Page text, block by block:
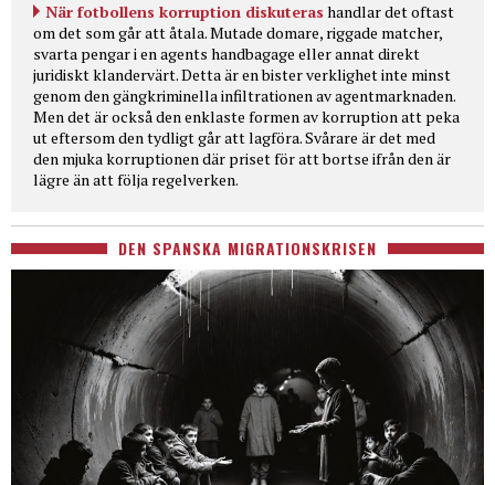
När fotbollens korruption diskuteras handlar det oftast
om det som går att åtala. Mutade domare, riggade matcher,
svarta pengar i en agents handbagage eller annat direkt
juridiskt klandervärt. Detta är en bister verklighet inte minst
genom den gängkriminella infiltrationen av agentmarknaden.
Men det är också den enklaste formen av korruption att peka
ut eftersom den tydligt går att lagföra. Svårare är det med
den mjuka korruptionen där priset för att bortse ifrån den är
lägre än att följa regelverken.
DEN SPANSKA MIGRATIONSKRISEN